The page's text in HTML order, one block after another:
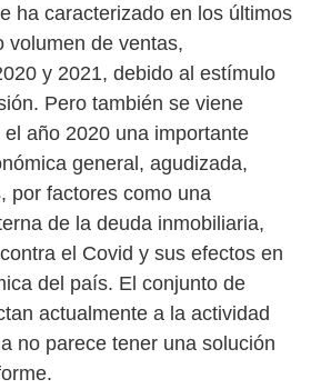
ha caracterizado en los últimos
volumen de ventas,
y 2021, debido al estímulo
Pero también se viene
año 2020 una importante
general, agudizada,
por factores como una
de la deuda inmobiliaria,
el Covid y sus efectos en
del país. El conjunto de
actualmente a la actividad
no parece tener una solución